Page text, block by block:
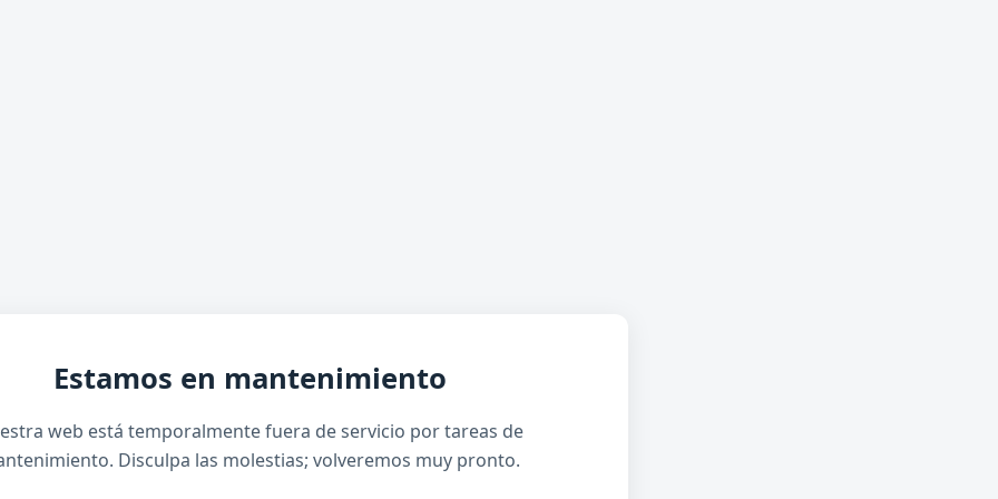
Estamos en mantenimiento
web está temporalmente fuera de servicio por tareas de
Disculpa las molestias; volveremos muy pronto.